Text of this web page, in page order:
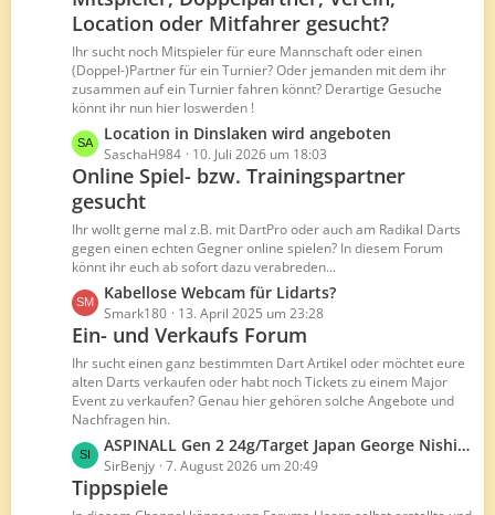
t
r
ä
g
e
z
t
e
B
e
i
t
r
ä
g
e
Location oder Mitfahrer gesucht?
Ihr sucht noch Mitspieler für eure Mannschaft oder einen
(Doppel-)Partner für ein Turnier? Oder jemanden mit dem ihr
zusammen auf ein Turnier fahren könnt? Derartige Gesuche
könnt ihr nun hier loswerden !
L
e
t
z
t
e
B
e
i
t
r
ä
g
e
Location in Dinslaken wird angeboten
SaschaH984 10. Juli 2026 um 18:03
Online Spiel- bzw. Trainingspartner
gesucht
Ihr wollt gerne mal z.B. mit DartPro oder auch am Radikal Darts
gegen einen echten Gegner online spielen? In diesem Forum
könnt ihr euch ab sofort dazu verabreden...
L
e
t
z
t
e
B
e
i
t
Kabellose Webcam für Lidarts?
Smark180 13. April 2025 um 23:28
Ein- und Verkaufs Forum
Ihr sucht einen ganz bestimmten Dart Artikel oder möchtet eure
alten Darts verkaufen oder habt noch Tickets zu einem Major
Event zu verkaufen? Genau hier gehören solche Angebote und
Nachfragen hin.
L
e
t
ASPINALL Gen 2 24g/Target Japan George Nishitani Raptor G6 24g
SirBenjy 7. August 2026 um 20:49
Tippspiele